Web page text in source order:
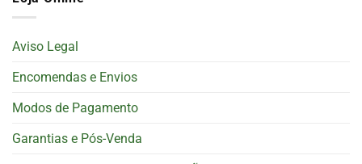
Aviso Legal
Encomendas e Envios
Modos de Pagamento
Garantias e Pós-Venda